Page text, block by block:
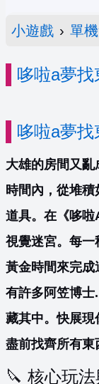
小遊戲 › 單
哆啦a夢
哆啦a夢找
大雄的房間又
時間內，從堆
道具。在《哆
視覺迷宮。每
黃金時間來完
有許多阿笠博
藏其中。快展
盡前找齊所有東
🔪 核心玩